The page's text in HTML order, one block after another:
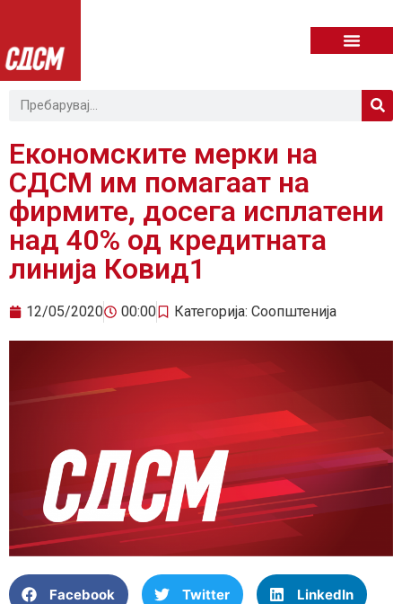
Економските мерки на
СДСМ им помагаат на
фирмите, досега исплатени
над 40% од кредитната
линија Ковид1
12/05/2020 00:00 Категорија: Соопштенија
Facebook Twitter LinkedIn